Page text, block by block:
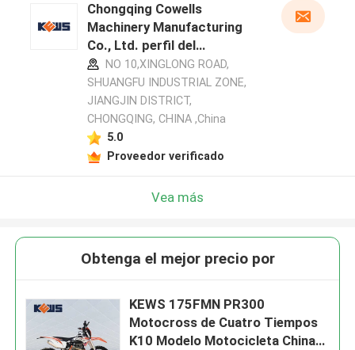
Chongqing Cowells
Machinery Manufacturing
Co., Ltd. perfil del
fabricante
NO 10,XINGLONG ROAD,
SHUANGFU INDUSTRIAL ZONE,
JIANGJIN DISTRICT,
CHONGQING, CHINA ,China
5.0
Proveedor verificado
Vea más
Obtenga el mejor precio por
KEWS 175FMN PR300
Motocross de Cuatro Tiempos
K10 Modelo Motocicleta China